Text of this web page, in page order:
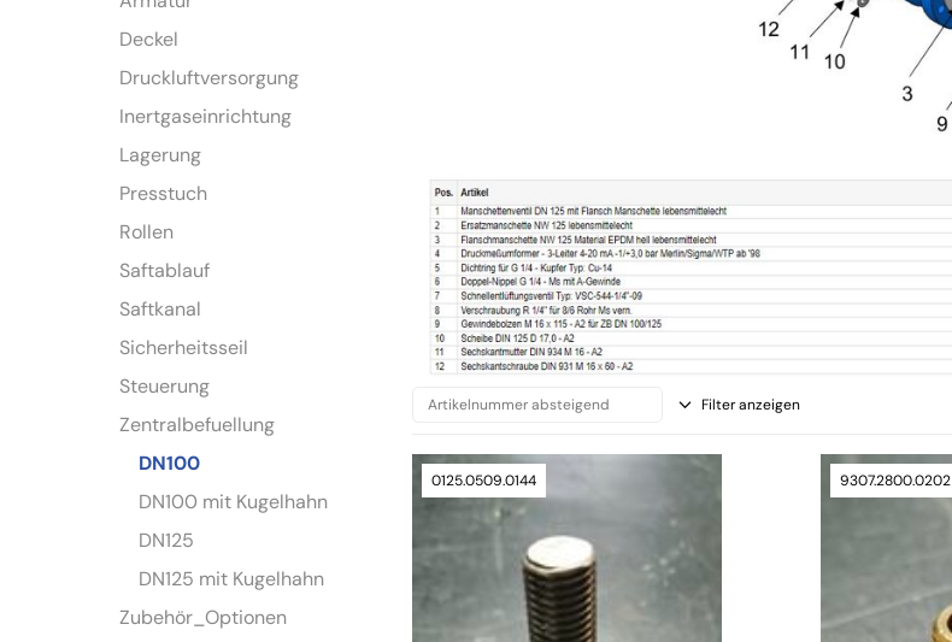
Deckel
Druckluftversorgung
Inertgaseinrichtung
Lagerung
Presstuch
Rollen
Saftablauf
Saftkanal
Sicherheitsseil
Steuerung
Zentralbefuellung
DN100
DN100 mit Kugelhahn
DN125
DN125 mit Kugelhahn
Zubehör_Optionen
Filter anzeigen
0125.0509.0144 9307.2800.0202